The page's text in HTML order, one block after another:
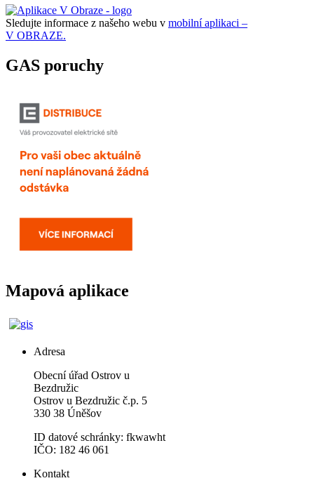
Sledujte informace z našeho webu v mobilní aplikaci –
V OBRAZE.
GAS poruchy
Mapová aplikace
Adresa
Obecní úřad Ostrov u
Bezdružic
Ostrov u Bezdružic č.p. 5
330 38 Úněšov
ID datové schránky: fkwawht
IČO: 182 46 061
Kontakt